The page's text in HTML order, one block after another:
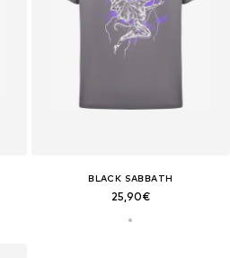
BLACK SABBATH
25,90€